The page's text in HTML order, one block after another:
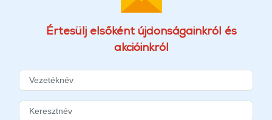
Értesülj elsőként újdonságainkról és
akcióinkról